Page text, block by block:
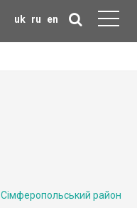
uk ru en
Сімферопольський район